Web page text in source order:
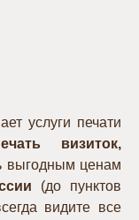
услуги печати
визиток,
выгодным ценам
(до пунктов
видите все